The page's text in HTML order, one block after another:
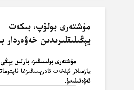
مۇشتەرى بولۇپ، بىكەت
يېڭىلىقلىرىدىن خەۋەردار
مۇشتەرى بولسىڭىز، بارلىق يېڭى
يازمىلار ئېلخەت ئادرېسىڭىزغا
ئەۋەتىلىدۇ.